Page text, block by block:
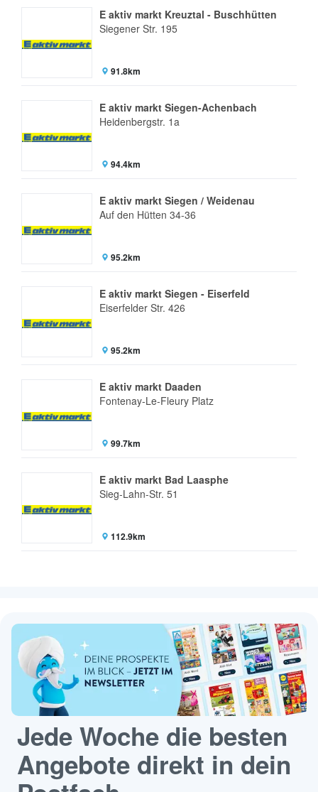
E aktiv markt Kreuztal - Buschhütten
Siegener Str. 195
91.8km
E aktiv markt Siegen-Achenbach
Heidenbergstr. 1a
94.4km
E aktiv markt Siegen / Weidenau
Auf den Hütten 34-36
95.2km
E aktiv markt Siegen - Eiserfeld
Eiserfelder Str. 426
95.2km
E aktiv markt Daaden
Fontenay-Le-Fleury Platz
99.7km
E aktiv markt Bad Laasphe
Sieg-Lahn-Str. 51
112.9km
Jede Woche die besten
Angebote direkt in dein